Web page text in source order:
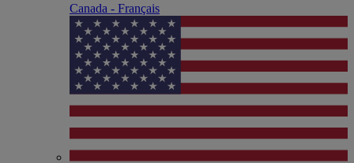
Canada - Français